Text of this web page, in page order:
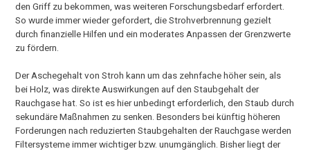
den Griff zu bekommen, was weiteren Forschungsbedarf erfordert.
So wurde immer wieder gefordert, die Strohverbrennung gezielt
durch finanzielle Hilfen und ein moderates Anpassen der Grenzwerte
zu fördern.
Der Aschegehalt von Stroh kann um das zehnfache höher sein, als
bei Holz, was direkte Auswirkungen auf den Staubgehalt der
Rauchgase hat. So ist es hier unbedingt erforderlich, den Staub durch
sekundäre Maßnahmen zu senken. Besonders bei künftig höheren
Forderungen nach reduzierten Staubgehalten der Rauchgase werden
Filtersysteme immer wichtiger bzw. unumgänglich. Bisher liegt der